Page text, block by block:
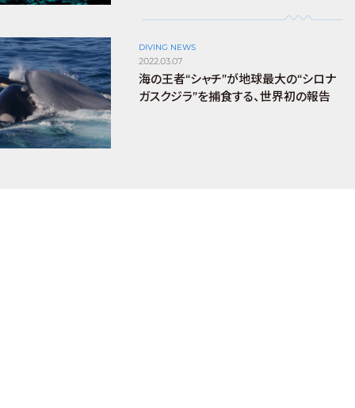
DIVING NEWS
2022.03.07
海の王者“シャチ”が地球最大の“シロナ
ガスクジラ”を捕食する、世界初の報告